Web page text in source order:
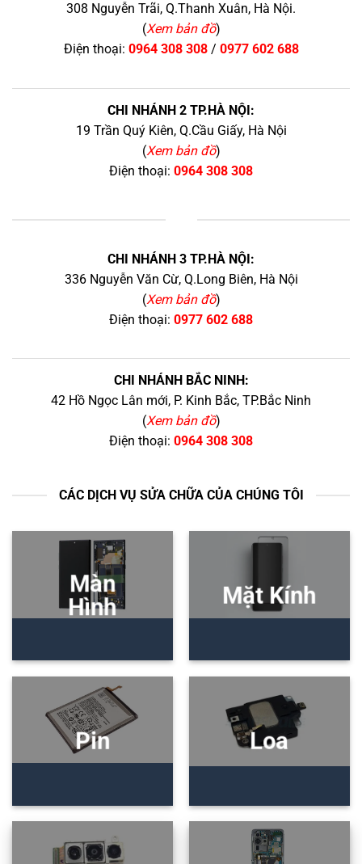
308 Nguyễn Trãi, Q.Thanh Xuân, Hà Nội.
(Xem bản đồ)
Điện thoại: 0964 308 308/ 0977 602 688
CHI NHÁNH 2 TP.HÀ NỘI:
19 Trần Quý Kiên, Q.Cầu Giấy, Hà Nội
(Xem bản đồ)
Điện thoại: 0964 308 308
CHI NHÁNH 3 TP.HÀ NỘI:
336 Nguyễn Văn Cừ, Q.Long Biên, Hà Nội
(Xem bản đồ)
Điện thoại: 0977 602 688
CHI NHÁNH BẮC NINH:
42 Hồ Ngọc Lân mới, P. Kinh Bắc, TP.Bắc Ninh
(Xem bản đồ)
Điện thoại: 0964 308 308
CÁC DỊCH VỤ SỬA CHỮA CỦA CHÚNG TÔI
Màn
Hình
Mặt Kính
Pin Loa